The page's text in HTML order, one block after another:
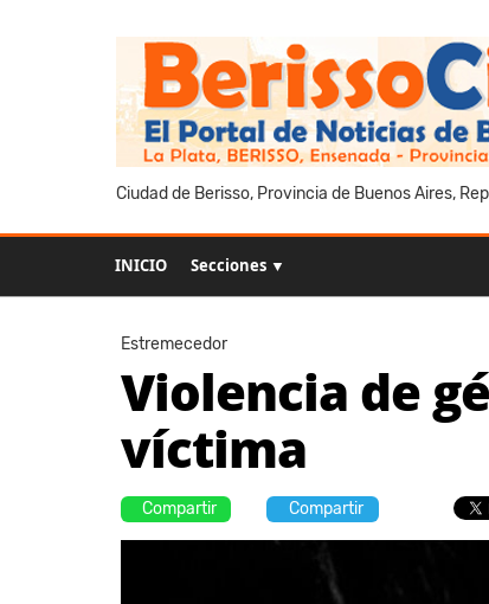
Ciudad de Berisso, Provincia de Buenos Aires,
INICIO Secciones ▼
Estremecedor
Violencia de
víctima
Compartir Compartir